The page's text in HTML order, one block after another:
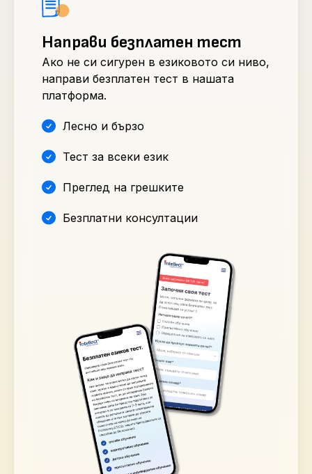
Направи безплатен тест
Ако не си сигурен в езиковото си ниво,
направи безплатен тест в нашата
платформа.
Лесно и бързо
Тест за всеки език
Преглед на грешките
Безплатни консултации